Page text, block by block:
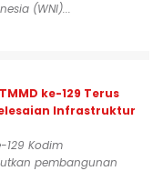
(WNI)...
ke-129 Terus
Infrastruktur
129 Kodim
pembangunan